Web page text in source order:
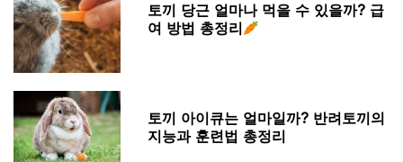
토끼 당근 얼마나 먹을 수 있을까? 급
여 방법 총정리
토끼 아이큐는 얼마일까? 반려토끼의
지능과 훈련법 총정리